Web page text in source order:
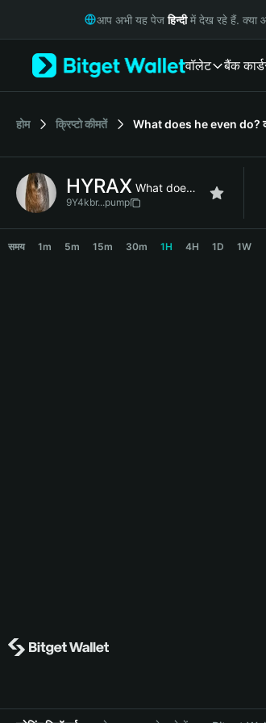
Русский
Italiano
简体中文
繁體中文
Bahasa Indonesia
आप अभी यह पेजहिन्दीमें देख रहे हैं. क्या
वॉलेट बैंक कार्ड
होम क्रिप्टो कीमतें What does he even do?
HYRAX What does he even do?
9Y4kbr...pump
समय 1m 5m 15m 30m 1H 4H 1D 1W